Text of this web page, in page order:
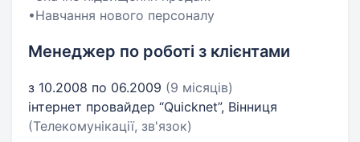
•Навчання нового персоналу
Менеджер по роботі з клієнтами
з 10.2008 по 06.2009 (9 місяців)
інтернет провайдер “Quicknet”, Вінниця
(Телекомунікації, зв'язок)